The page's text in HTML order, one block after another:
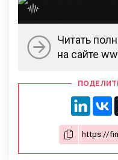
Читать
на сайте